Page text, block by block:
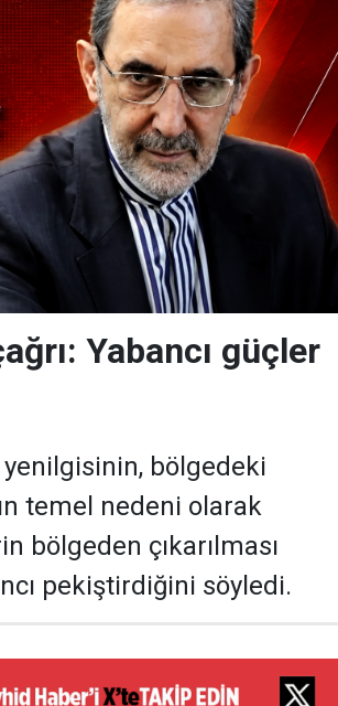
Yabancı güçler
bölgedeki
temel nedeni olarak
bölgeden çıkarılması
pekiştirdiğini söyledi.